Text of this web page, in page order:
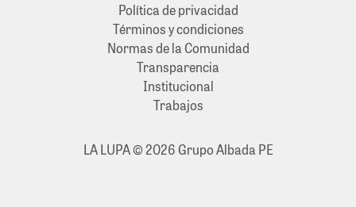
Política de privacidad
Términos y condiciones
Normas de la Comunidad
Transparencia
Institucional
Trabajos
LA LUPA © 2026 Grupo Albada PE